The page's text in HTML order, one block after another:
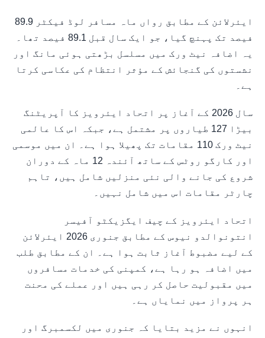
ایئرلائن کے مطابق رواں ماہ مسافر لوڈ فیکٹر 89.9
فیصد تک پہنچ گیا، جو ایک سال قبل 89.1 فیصد تھا۔
یہ اضافہ نیٹ ورک میں مسلسل بڑھتی ہوئی مانگ اور
نشستوں کی گنجائش کے مؤثر انتظام کی عکاسی کرتا
ہے۔
سال 2026 کے آغاز پر اتحاد ایئرویز کا آپریٹنگ
بیڑا 127 طیاروں پر مشتمل ہے، جبکہ اس کا عالمی
نیٹ ورک 110 مقامات تک پھیلا ہوا ہے۔ ان میں موسمی
اور کارگو روٹس کے ساتھ آئندہ 12 ماہ کے دوران
شروع کی جانے والی نئی منزلیں شامل ہیں، تاہم
چارٹر مقامات اس میں شامل نہیں۔
اتحاد ایئرویز کے چیف ایگزیکٹو آفیسر
انتونوالدو نیوس کے مطابق جنوری 2026 ایئرلائن
کے لیے مضبوط آغاز ثابت ہوا ہے۔ ان کے مطابق طلب
میں اضافہ ہو رہا ہے، کمپنی کی خدمات مسافروں
میں مقبولیت حاصل کر رہی ہیں اور عملے کی محنت
ہر پرواز میں نمایاں ہے۔
انہوں نے مزید بتایا کہ جنوری میں لکسمبرگ اور